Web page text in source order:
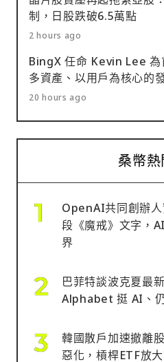
制，日股跌破6.5萬點
2 hours ago
BingX 任命 Kevin Lee 為
多資產、以用戶為核心的
20 hours ago
桑幣
OpenAI共同創辦
段《魔戒》文字，
界
巴菲特談波克夏最
Alphabet 挺 AI、
韓國散戶加速撤離
惡化，槓桿ETF放